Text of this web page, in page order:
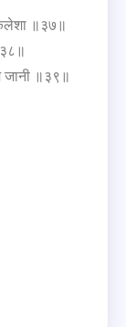
॥३७॥
जानी ॥३९॥